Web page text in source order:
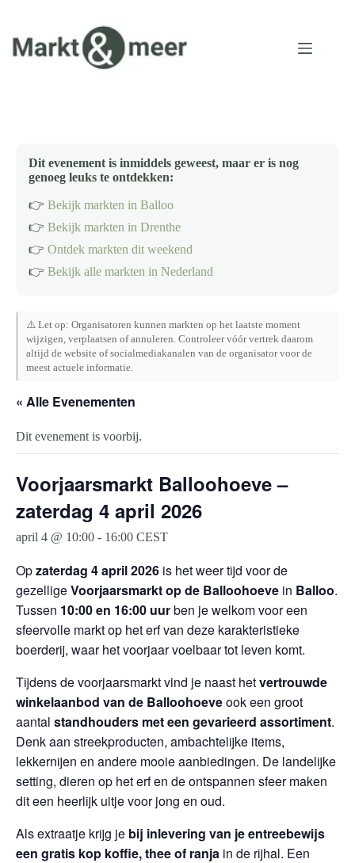
inhoud
Dit evenement is inmiddels geweest, maar er is nog
genoeg leuks te ontdekken:
👉 Bekijk markten in Balloo
👉 Bekijk markten in Drenthe
👉 Ontdek markten dit weekend
👉 Bekijk alle markten in Nederland
⚠️ Let op: Organisatoren kunnen markten op het laatste moment
wijzigen, verplaatsen of annuleren. Controleer vóór vertrek daarom
altijd de website of socialmediakanalen van de organisator voor de
meest actuele informatie.
« Alle Evenementen
Dit evenement is voorbij.
Voorjaarsmarkt Balloohoeve –
zaterdag 4 april 2026
april 4 @ 10:00 - 16:00 CEST
Opzaterdag 4 april 2026 is het weer tijd voor de
gezelligeVoorjaarsmarkt op de Balloohoeve in Balloo.
Tussen 10:00 en 16:00 uurben je welkom voor een
sfeervolle markt op het erf van deze karakteristieke
boerderij, waar het voorjaar voelbaar tot leven komt.
Tijdens de voorjaarsmarkt vind je naast hetvertrouwde
winkelaanbod van de Balloohoeveook een groot
aantal standhouders met een gevarieerd assortiment.
Denk aan streekproducten, ambachtelijke items,
lekkernijen en andere mooie aanbiedingen. De landelijke
setting, dieren op het erf en de ontspannen sfeer maken
dit een heerlijk uitje voor jong en oud.
Als extraatje krijg je bij inlevering van je entreebewijs
een gratis kop koffie, thee of ranja in de rijhal. Een